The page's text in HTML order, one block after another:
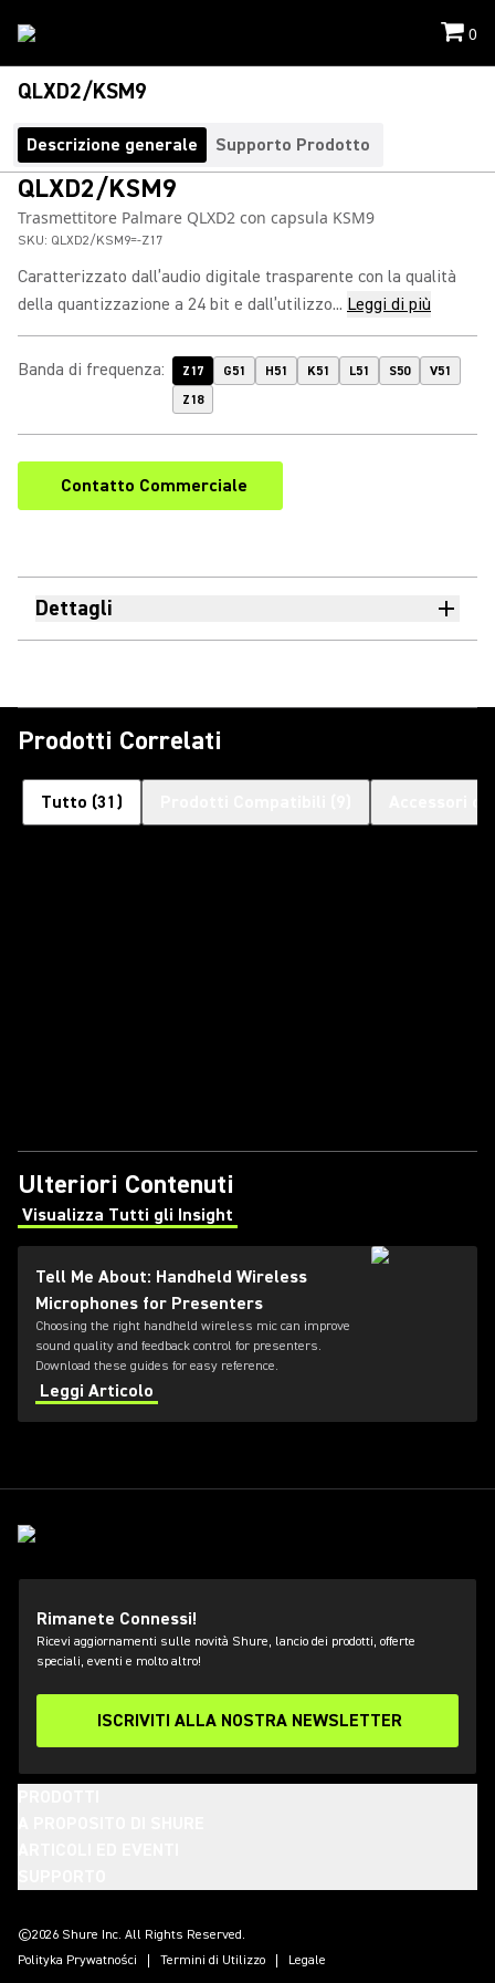
0
QLXD2/KSM9
Descrizione generale Supporto Prodotto
QLXD2/KSM9
Trasmettitore Palmare QLXD2 con capsula KSM9
SKU: QLXD2/KSM9=-Z17
Caratterizzato dall’audio digitale trasparente con la qualità
della quantizzazione a 24 bit e dall’utilizzo... Leggi di più
Banda di frequenza: Z17 G51 H51 K51 L51 S50
V51
Z18
Contatto Commerciale
Dettagli
Prodotti Correlati
Tutto (31 )
Ulteriori Contenuti
Visualizza Tutti gli Insight
(Opens in a new tab)
Tell Me About: Handheld Wireless
Microphones for Presenters
Choosing the right handheld wireless mic can improve
sound quality and feedback control for presenters.
Download these guides for easy reference.
Leggi Articolo
Rimanete Connessi!
Ricevi aggiornamenti sulle novità Shure, lancio dei prodotti, offerte
speciali, eventi e molto altro!
ISCRIVITI ALLA NOSTRA NEWSLETTER
©2026 Shure Inc. All Rights Reserved.
Polityka Prywatności
Termini di Utilizzo Legale